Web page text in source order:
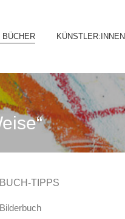
Skip
content
BÜCHER KÜNSTLER:INNEN
BUCH-TIPPS
Bilderbuch